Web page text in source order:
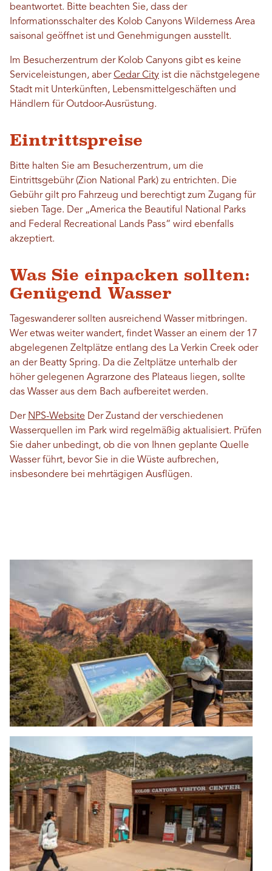
beantwortet. Bitte beachten Sie, dass der
Informationsschalter des Kolob Canyons Wilderness Area
saisonal geöffnet ist und Genehmigungen ausstellt.
Im Besucherzentrum der Kolob Canyons gibt es keine
Serviceleistungen, aberCedar City ist die nächstgelegene
Stadt mit Unterkünften, Lebensmittelgeschäften und
Händlern für Outdoor-Ausrüstung.
Eintrittspreise
Bitte halten Sie am Besucherzentrum, um die
Eintrittsgebühr (Zion National Park) zu entrichten. Die
Gebühr gilt pro Fahrzeug und berechtigt zum Zugang für
sieben Tage. Der „America the Beautiful National Parks
and Federal Recreational Lands Pass“ wird ebenfalls
akzeptiert.
Was Sie einpacken sollten:
Genügend Wasser
Tageswanderer sollten ausreichend Wasser mitbringen.
Wer etwas weiter wandert, findet Wasser an einem der 17
abgelegenen Zeltplätze entlang des La Verkin Creek oder
an der Beatty Spring. Da die Zeltplätze unterhalb der
höher gelegenen Agrarzone des Plateaus liegen, sollte
das Wasser aus dem Bach aufbereitet werden.
Der NPS-Website Der Zustand der verschiedenen
Wasserquellen im Park wird regelmäßig aktualisiert. Prüfen
Sie daher unbedingt, ob die von Ihnen geplante Quelle
Wasser führt, bevor Sie in die Wüste aufbrechen,
insbesondere bei mehrtägigen Ausflügen.